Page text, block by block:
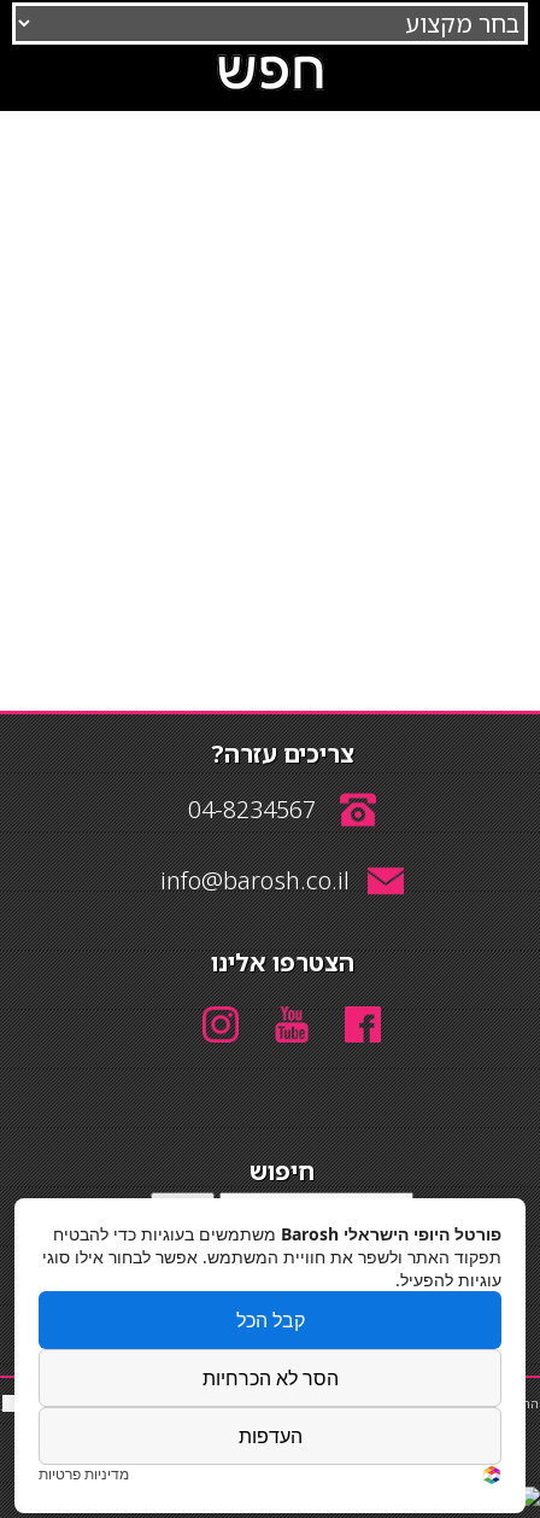
צריכים עזרה?
04-8234567
info@barosh.co.il
הצטרפו אלינו
חיפוש
מדיניות פרטיות
החלקות שיער|תאורה לבית|פאות ותוספות שיער|נייל סטודיו|תוספות שיער|שף פרטי|כ
סאות
פורטל היופי הישראלי Barosh
משתמשים בעוגיות כדי להבטיח
תפקוד האתר ולשפר את חוויית המשתמש. אפשר לבחור אילו סוגי
עוגיות להפעיל.
קבל הכל
הסר לא הכרחיות
העדפות
מדיניות פרטיות